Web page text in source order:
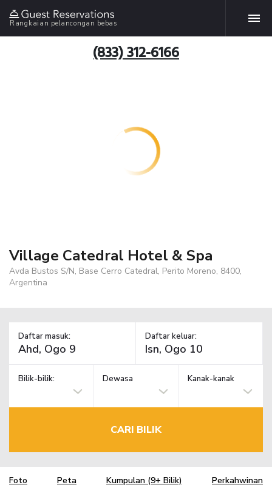
Rangkaian pelancongan bebas
(833) 312-6166
Village Catedral Hotel & Spa
Avda Bustos S/N, Base Cerro Catedral, Perito Moreno, 8400,
Argentina
Daftar masuk: Daftar keluar:
Bilik-bilik: Dewasa Kanak-kanak
CARI BILIK
Foto Peta Kumpulan (9+ Bilik) Perkahwinan